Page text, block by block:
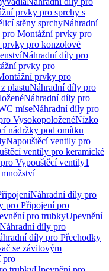
prvky pro sprchy s
stěny sprchyNáhradní
Montážní prvky pro
pro konzolové
Náhradní díly pro
prvky pro
prvky pro
plastuNáhradní díly pro
Náhradní díly pro
míseNáhradní díly pro
VysokopoloženéNízko
nádržky pod omítku
Napouštěcí ventily pro
ventily pro keramické
Vypouštěcí ventily1
množství
Náhradní díly pro
pro Připojení pro
pro trubkyUpevnění
Náhradní díly pro
díly pro Přechodky
se závitovým
pro